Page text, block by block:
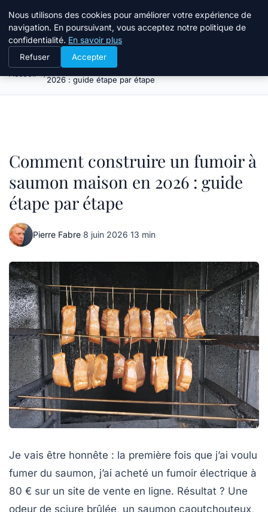
Atelier Designers
Comment construire un fumoir à saumon maison en
2026 : guide étape par étape
Comment construire un fumoir à
saumon maison en 2026 : guide
étape par étape
Pierre Fabre·8 juin 2026·13 min
Je vais être honnête : la première fois que j’ai voulu
fumer du saumon, j’ai acheté un fumoir électrique à
80 € sur un site de vente en ligne. Résultat ? Une
odeur de sciure brûlée, un saumon caoutchouteux,
Nous utilisons des cookies pour améliorer votre expérience de
navigation. En poursuivant, vous acceptez notre politique de
confidentialité. En savoir plus
Refuser Accepter